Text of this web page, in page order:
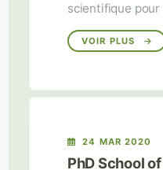
scientifique
Change Colors’ du magazine
VOIR PLUS
24 MAR 2020
PhD School